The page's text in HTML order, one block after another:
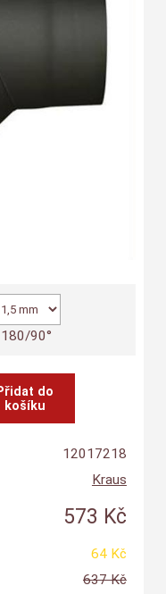
90°
12017218
Kraus
573 Kč
64 Kč
637 Kč